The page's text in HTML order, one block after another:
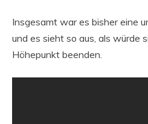
Insgesamt war es bisher eine
und es sieht so aus, als würde
Höhepunkt beenden.